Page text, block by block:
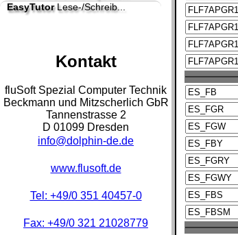
EasyTutorLese-/Schreib...
Kontakt
fluSoft Spezial Computer Technik
Beckmann und Mitzscherlich GbR
Tannenstrasse 2
D 01099 Dresden
info@dolphin-de.de
www.flusoft.de
Tel: +49/0 351 40457-0
Fax: +49/0 321 21028779